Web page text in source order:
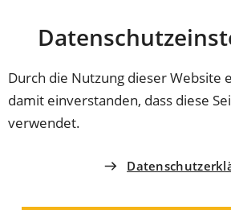
Durch die Nutzung dieser Website
damit einverstanden, dass diese
verwendet.
INHALT ANSPRINGEN
Coburg
DEUTSCHER KINDERSCHUTZBUND
Coburg e.V.